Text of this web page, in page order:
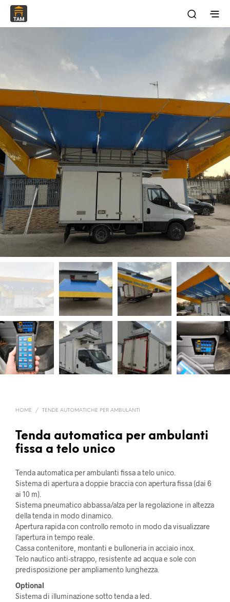
HOME / TENDE AUTOMATICHE PER AMBULANTI
Tenda automatica per ambulanti
fissa a telo unico
Tenda automatica per ambulanti fissa a telo unico.
Sistema di apertura a doppie braccia con apertura fissa (dai 6
ai 10 m).
Sistema pneumatico abbassa/alza per la regolazione in altezza
della tenda in modo dinamico.
Apertura rapida con controllo remoto in modo da visualizzare
l’apertura in tempo reale.
Cassa contenitore, montanti e bulloneria in acciaio inox.
Telo nautico anti-strappo, resistente ad acqua e sole con
predisposizione per ampliamento lunghezza.
Optional
Sistema di illuminazione sotto tenda a led.